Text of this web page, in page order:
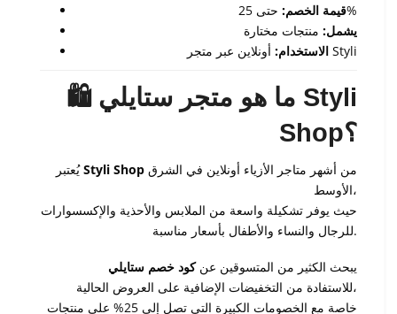
قيمة الخصم:حتى 25%
يشمل: منتجات مختارة
الاستخدام: أونلاين عبر متجر Styli
🛍️ ما هو متجر ستايلي Styli
Shop؟
يُعتبرStyli Shop
الأوسط،
حيث يوفر تشكيلة واسعة من الملابس والأحذية والإكسسوارات
للرجال والنساء والأطفال بأسعار مناسبة.
يبحث الكثير من المتسوقين عنكود خصم ستايلي
للاستفادة من التخفيضات الإضافية على العروض الحالية،
خاصة مع الخصومات الكبيرة التي تصل إلى 25% على منتجات